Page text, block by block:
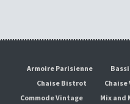
Armoire Parisienne
Chaise Bistrot
Commode Vintage
Mix and